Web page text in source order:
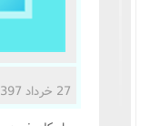
27 خرداد 1397, 15:35